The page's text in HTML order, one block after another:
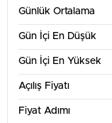
24
28
Günlük Ortalama
Gün İçi En Düşük
Gün İçi En Yüksek
Açılış Fiyatı
Fiyat Adımı